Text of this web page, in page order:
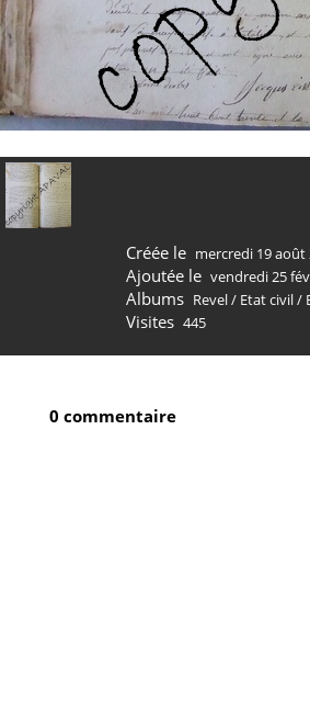
Créée le mercredi 19 août
Ajoutée le vendredi 25
Albums Revel/ Etat civil/
Visites 445
0 commentaire